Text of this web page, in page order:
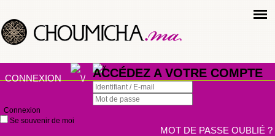
CONNEXION ACCÉDEZ A VOTRE COMPTE
Connexion
Se souvenir de moi
MOT DE PASSE OUBLIÉ ?